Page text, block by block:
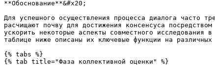
**Обоснование**&#x20;
Для успешного осуществления процесса диалога часто
расчищают почву для достижения консенсуса
ускорить некоторые аспекты совместного
таблице ниже описаны их ключевые функции на различных
{% tabs %}
{% tab title="Фаза коллективной оценки" %}